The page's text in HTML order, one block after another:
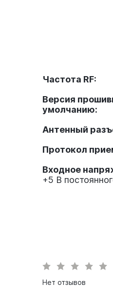
Частота RF:
Версия
умолчанию:
Антенный
Протокол
Входное
+5 В
Нет отзывов